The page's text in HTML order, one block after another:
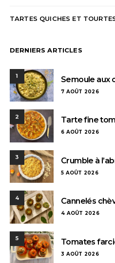
TARTES QUICHES ET
DERNIERS ARTICLES
1 Semoule aux
7 AOÛT 2026
2 Tarte fine
6 AOÛT 2026
3 Crumble à
5 AOÛT 2026
4 Cannelés
4 AOÛT 2026
5 Tomates
3 AOÛT 2026